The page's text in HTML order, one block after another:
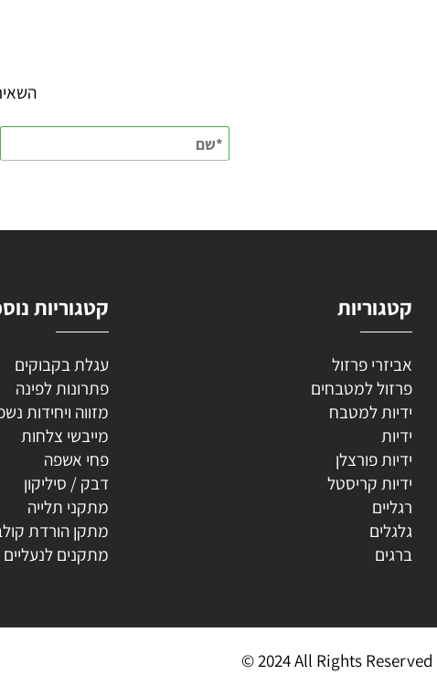
פרזול
למטבחים
למטבח
קטגוריות נוספות
עגלת בקבוקים
פתרונות לפינה
מזווה ויחידות נשפלות
מייבשי צלחות
מתקני תלייה